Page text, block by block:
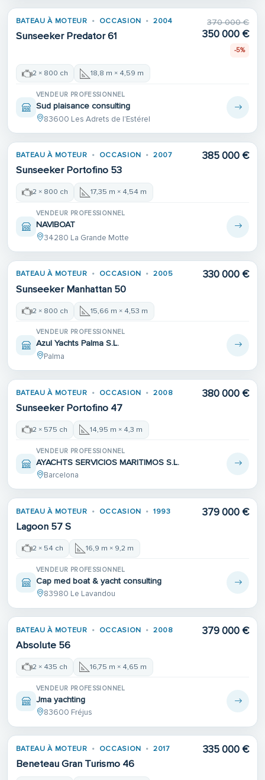
BATEAU À MOTEUR OCCASION 2004
Sunseeker Predator 61
370 000 €
350 000 €
-5%
2 × 800 ch 18,8 m × 4,59 m
VENDEUR PROFESSIONNEL
Sud plaisance consulting
83600 Les Adrets de l'Estérel
BATEAU À MOTEUR OCCASION 2007
Sunseeker Portofino 53
385 000 €
2 × 800 ch 17,35 m × 4,54 m
VENDEUR PROFESSIONNEL
NAVIBOAT
34280 La Grande Motte
BATEAU À MOTEUR OCCASION 2005
Sunseeker Manhattan 50
330 000 €
2 × 800 ch 15,66 m × 4,53 m
VENDEUR PROFESSIONNEL
Azul Yachts Palma S.L.
Palma
BATEAU À MOTEUR OCCASION 2008
Sunseeker Portofino 47
380 000 €
2 × 575 ch 14,95 m × 4,3 m
VENDEUR PROFESSIONNEL
AYACHTS SERVICIOS MARITIMOS S.L.
Barcelona
BATEAU À MOTEUR OCCASION 1993
Lagoon 57 S
379 000 €
2 × 54 ch 16,9 m × 9,2 m
VENDEUR PROFESSIONNEL
Cap med boat & yacht consulting
83980 Le Lavandou
BATEAU À MOTEUR OCCASION 2008
Absolute 56
379 000 €
2 × 435 ch 16,75 m × 4,65 m
VENDEUR PROFESSIONNEL
Jma yachting
83600 Fréjus
BATEAU À MOTEUR OCCASION 2017
Beneteau Gran Turismo 46
335 000 €